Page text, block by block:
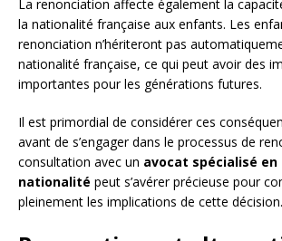
La renonciation affecte également la
la nationalité française aux enfants. Les
renonciation n’hériteront pas
nationalité française, ce qui peut avoir des
importantes pour les générations futures.
Il est primordial de considérer ces
avant de s’engager dans le processus de
consultation avec un avocat spécialisé
nationalité peut s’avérer précieuse pour
pleinement les implications de cette décision.